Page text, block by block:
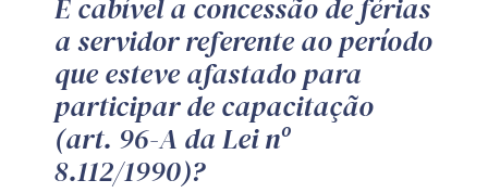
Mentoria Zênite
Capacitação
Zênite Online
Eventos presenciais
É cabível a concessão de férias
a servidor referente ao período
que esteve afastado para
participar de capacitação
(art. 96-A da Lei nº
8.112/1990)?